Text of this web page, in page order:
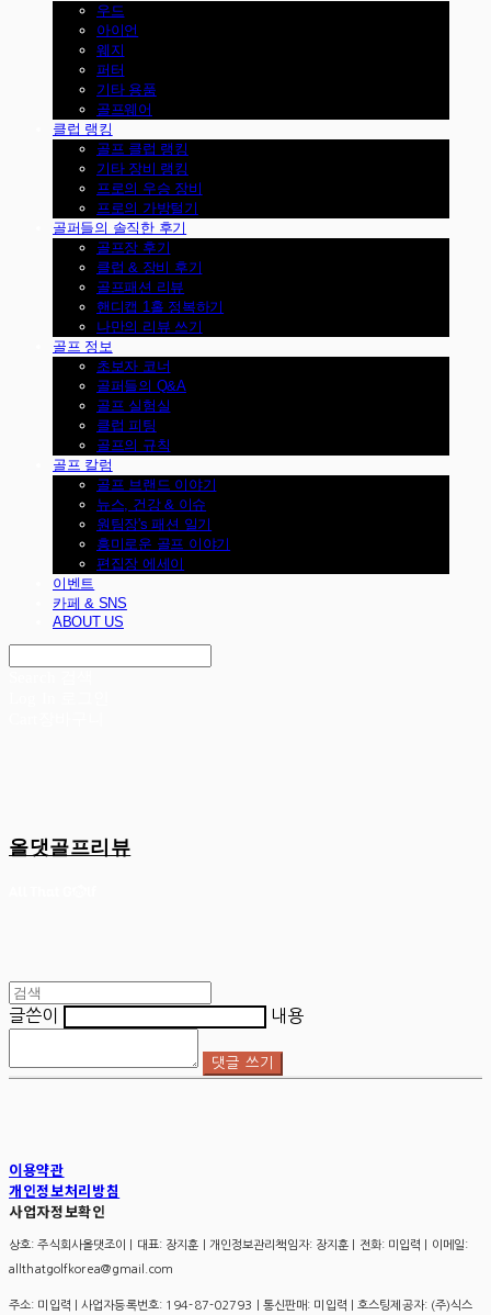
우드
아이언
웨지
퍼터
기타 용품
골프웨어
클럽 랭킹
골프 클럽 랭킹
기타 장비 랭킹
프로의 우승 장비
프로의 가방털기
골퍼들의 솔직한 후기
골프장 후기
클럽 & 장비 후기
골프패션 리뷰
핸디캡 1홀 정복하기
나만의 리뷰 쓰기
골프 정보
초보자 코너
골퍼들의 Q&A
골프 실험실
클럽 피팅
골프의 규칙
골프 칼럼
골프 브랜드 이야기
뉴스, 건강 & 이슈
원팀장's 패션 일기
흥미로운 골프 이야기
편집장 에세이
이벤트
카페 & SNS
ABOUT US
올댓골프리뷰
글쓴이 내용
댓글 쓰기
이용약관
개인정보처리방침
사업자정보확인
상호: 주식회사올댓조이 | 대표: 장지훈 | 개인정보관리책임자: 장지훈 | 전화: 미입력 | 이메일:
allthatgolfkorea@gmail.com
주소: 미입력 | 사업자등록번호: 194-87-02793 | 통신판매: 미입력 | 호스팅제공자: (주)식스